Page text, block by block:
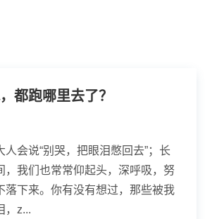
都跑哪里去了？
会说“别哭，把眼泪憋回去”；长
，我们也常常仰起头，深呼吸，努
落下来。你有没有想过，那些被我
，z...